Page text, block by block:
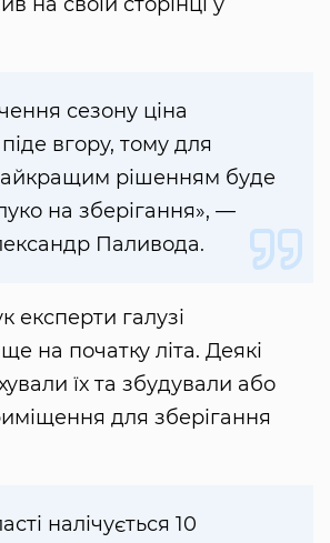
сезону ціна
вгору, тому для
рішенням буде
на зберігання», —
Паливода.
експерти галузі
на початку літа. Деякі
їх та збудували або
для зберігання
налічується 10